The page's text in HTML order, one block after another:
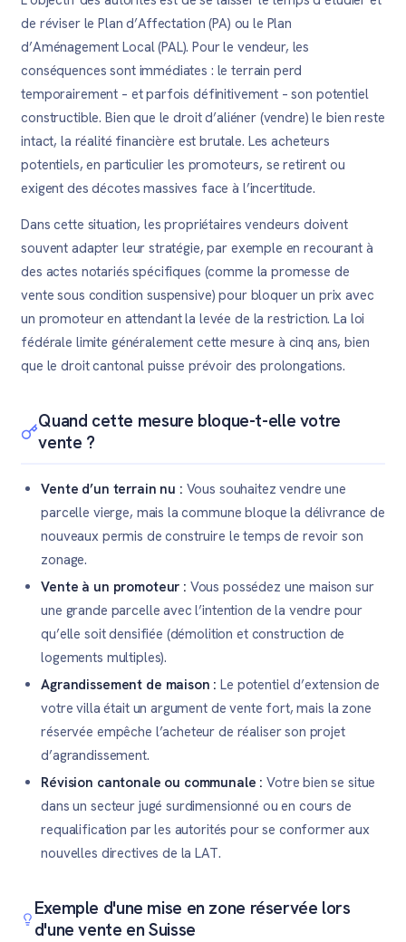
de réviser le Plan d’Affectation (PA) ou le Plan
d’Aménagement Local (PAL). Pour le vendeur, les
conséquences sont immédiates : le terrain perd
temporairement – et parfois définitivement – son potentiel
constructible. Bien que le droit d’aliéner (vendre) le bien reste
intact, la réalité financière est brutale. Les acheteurs
potentiels, en particulier les promoteurs, se retirent ou
exigent des décotes massives face à l’incertitude.
Dans cette situation, les propriétaires vendeurs doivent
souvent adapter leur stratégie, par exemple en recourant à
des actes notariés spécifiques (comme la promesse de
vente sous condition suspensive) pour bloquer un prix avec
un promoteur en attendant la levée de la restriction. La loi
fédérale limite généralement cette mesure à cinq ans, bien
que le droit cantonal puisse prévoir des prolongations.
Quand cette mesure bloque-t-elle votre
vente ?
Vente d’un terrain nu : Vous souhaitez vendre une
parcelle vierge, mais la commune bloque la délivrance de
nouveaux permis de construire le temps de revoir son
zonage.
Vente à un promoteur : Vous possédez une maison sur
une grande parcelle avec l’intention de la vendre pour
qu’elle soit densifiée (démolition et construction de
logements multiples).
Agrandissement de maison : Le potentiel d’extension de
votre villa était un argument de vente fort, mais la zone
réservée empêche l’acheteur de réaliser son projet
d’agrandissement.
Révision cantonale ou communale : Votre bien se situe
dans un secteur jugé surdimensionné ou en cours de
requalification par les autorités pour se conformer aux
nouvelles directives de la LAT.
Exemple d'une mise en zone réservée lors
d'une vente en Suisse